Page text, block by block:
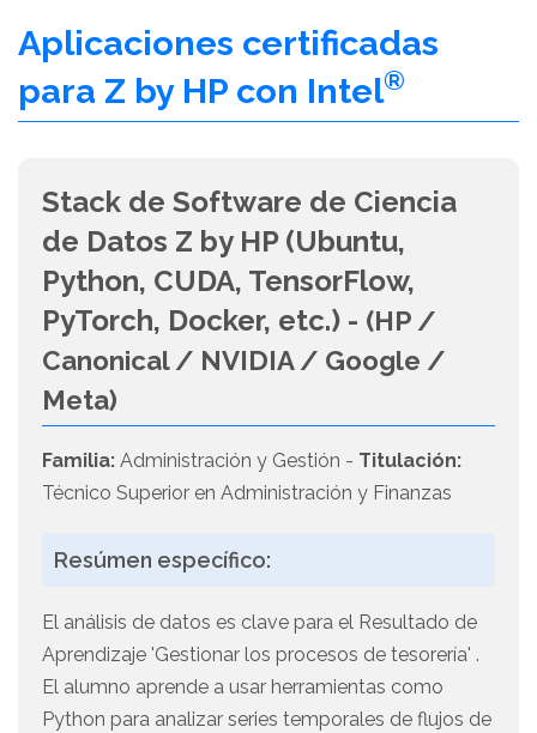
Aplicaciones certificadas
para Z by HP con Intel®
Stack de Software de Ciencia
de Datos Z by HP (Ubuntu,
Python, CUDA, TensorFlow,
PyTorch, Docker, etc.) - (HP /
Canonical / NVIDIA / Google /
Meta)
Familia: Administración y Gestión - Titulación:
Técnico Superior en Administración y Finanzas
Resúmen específico:
El análisis de datos es clave para el Resultado de
Aprendizaje 'Gestionar los procesos de tesorería' .
El alumno aprende a usar herramientas como
Python para analizar series temporales de flujos de